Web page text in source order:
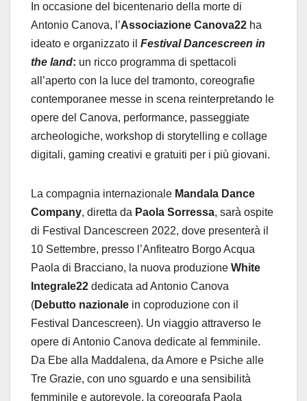
In occasione del bicentenario della morte di
Antonio Canova, l’Associazione Canova22 ha
ideato e organizzato il Festival Dancescreen in
the land: un ricco programma di spettacoli
all’aperto con la luce del tramonto, coreografie
contemporanee messe in scena reinterpretando le
opere del Canova, performance, passeggiate
archeologiche, workshop di storytelling e collage
digitali, gaming creativi e gratuiti per i più giovani.
La compagnia internazionale Mandala Dance
Company, diretta da Paola Sorressa, sarà ospite
di Festival Dancescreen 2022, dove presenterà il
10 Settembre, presso l’Anfiteatro Borgo Acqua
Paola di Bracciano, la nuova produzione White
Integrale22 dedicata ad Antonio Canova
(Debutto nazionale in coproduzione con il
Festival Dancescreen). Un viaggio attraverso le
opere di Antonio Canova dedicate al femminile.
Da Ebe alla Maddalena, da Amore e Psiche alle
Tre Grazie, con uno sguardo e una sensibilità
femminile e autorevole, la coreografa Paola